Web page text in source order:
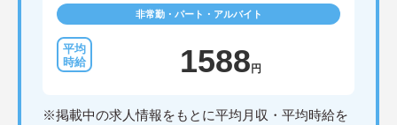
非常勤・パート・アルバイト
1588円
※掲載中の求人情報をもとに平均月収・平均時給を